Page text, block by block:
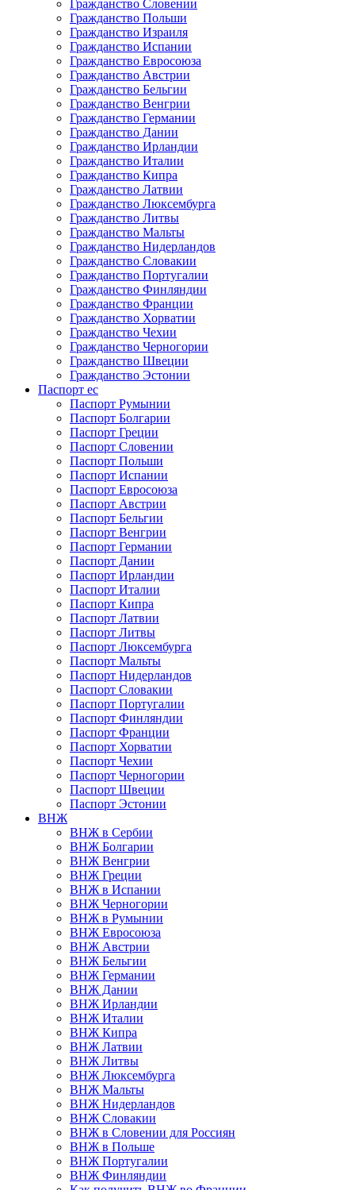
Гражданство Словении
Гражданство Польши
Гражданство Израиля
Гражданство Испании
Гражданство Евросоюза
Гражданство Австрии
Гражданство Бельгии
Гражданство Венгрии
Гражданство Германии
Гражданство Дании
Гражданство Ирландии
Гражданство Италии
Гражданство Кипра
Гражданство Латвии
Гражданство Люксембурга
Гражданство Литвы
Гражданство Мальты
Гражданство Нидерландов
Гражданство Словакии
Гражданство Португалии
Гражданство Финляндии
Гражданство Франции
Гражданство Хорватии
Гражданство Чехии
Гражданство Черногории
Гражданство Швеции
Гражданство Эстонии
Паспорт ес
Паспорт Румынии
Паспорт Болгарии
Паспорт Греции
Паспорт Словении
Паспорт Польши
Паспорт Испании
Паспорт Евросоюза
Паспорт Австрии
Паспорт Бельгии
Паспорт Венгрии
Паспорт Германии
Паспорт Дании
Паспорт Ирландии
Паспорт Италии
Паспорт Кипра
Паспорт Латвии
Паспорт Литвы
Паспорт Люксембурга
Паспорт Мальты
Паспорт Нидерландов
Паспорт Словакии
Паспорт Португалии
Паспорт Финляндии
Паспорт Франции
Паспорт Хорватии
Паспорт Чехии
Паспорт Черногории
Паспорт Швеции
Паспорт Эстонии
ВНЖ
ВНЖ в Сербии
ВНЖ Болгарии
ВНЖ Венгрии
ВНЖ Греции
ВНЖ в Испании
ВНЖ Черногории
ВНЖ в Румынии
ВНЖ Евросоюза
ВНЖ Австрии
ВНЖ Бельгии
ВНЖ Германии
ВНЖ Дании
ВНЖ Ирландии
ВНЖ Италии
ВНЖ Кипра
ВНЖ Латвии
ВНЖ Литвы
ВНЖ Люксембурга
ВНЖ Мальты
ВНЖ Нидерландов
ВНЖ Словакии
ВНЖ в Словении для Россиян
ВНЖ в Польше
ВНЖ Португалии
ВНЖ Финляндии